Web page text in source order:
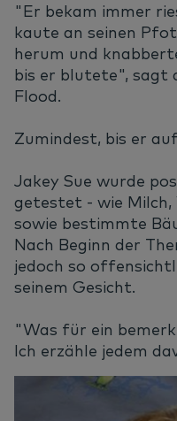
"Er bekam immer
kaute an seinen
herum und
bis er blutete", sagt
Flood.
Zumindest, bis er
Jakey Sue wurde
getestet - wie Milch,
sowie bestimmte
Nach Beginn der
jedoch so
seinem Gesicht.
"Was für ein
Ich erzähle jedem